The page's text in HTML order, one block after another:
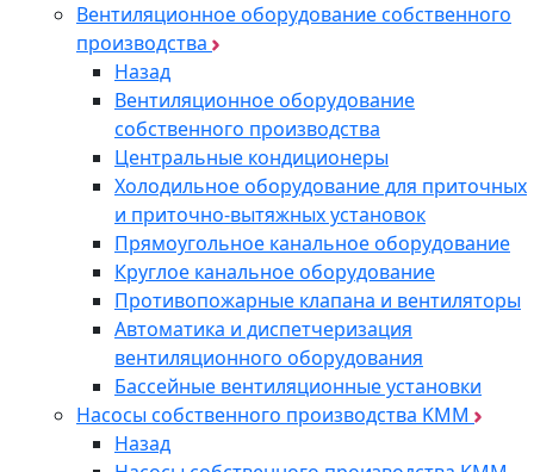
Вентиляционное оборудование собственного
производства
Назад
Вентиляционное оборудование
собственного производства
Центральные кондиционеры
Холодильное оборудование для приточных
и приточно-вытяжных установок
Прямоугольное канальное оборудование
Круглое канальное оборудование
Противопожарные клапана и вентиляторы
Автоматика и диспетчеризация
вентиляционного оборудования
Бассейные вентиляционные установки
Насосы собственного производства KMM
Назад